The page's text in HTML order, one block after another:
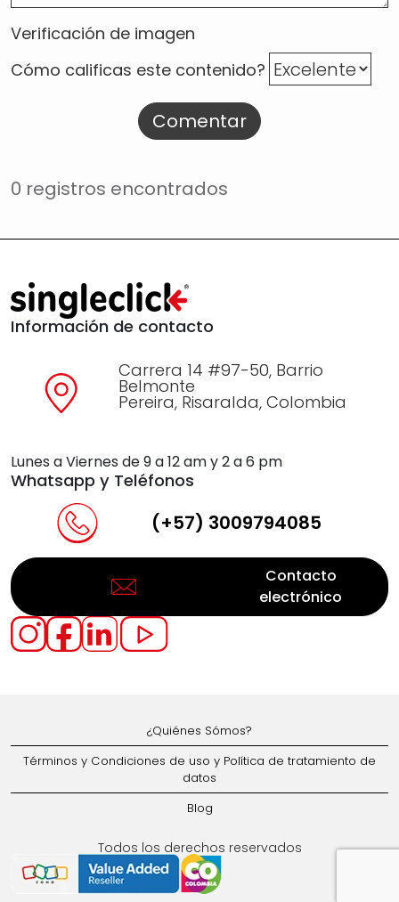
Verificación de imagen
Cómo calificas este contenido?
Comentar
0 registros encontrados
Información de contacto
Carrera 14 #97-50, Barrio
Belmonte
Pereira, Risaralda, Colombia
Lunes a Viernes de 9 a 12 am y 2 a 6 pm
Whatsapp y Teléfonos
(+57) 3009794085
Contacto
electrónico
¿Quiénes Sómos?
Términos y Condiciones de uso y Política de tratamiento de
datos
Blog
Todos los derechos reservados